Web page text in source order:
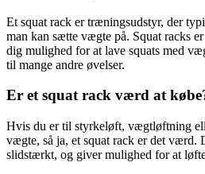
Et squat rack er træningsudstyr, der
man kan sætte vægte på. Squat racks
dig mulighed for at lave squats med
til mange andre øvelser.
Er et squat rack værd at
Hvis du er til styrkeløft, vægtløftning
vægte, så ja, et squat rack er det værd.
slidstærkt, og giver mulighed for at